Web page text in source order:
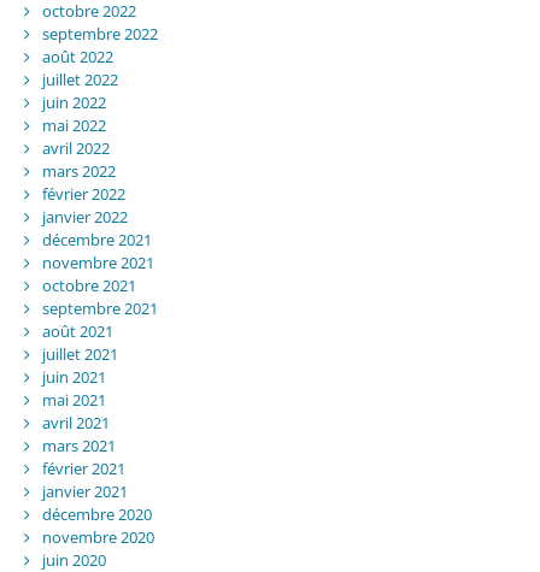
octobre 2022
septembre 2022
août 2022
juillet 2022
juin 2022
mai 2022
avril 2022
mars 2022
février 2022
janvier 2022
décembre 2021
novembre 2021
octobre 2021
septembre 2021
août 2021
juillet 2021
juin 2021
mai 2021
avril 2021
mars 2021
février 2021
janvier 2021
décembre 2020
novembre 2020
juin 2020